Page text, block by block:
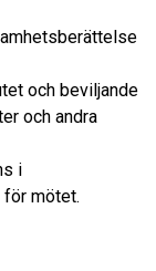
och beviljande
och andra
i
mötet.